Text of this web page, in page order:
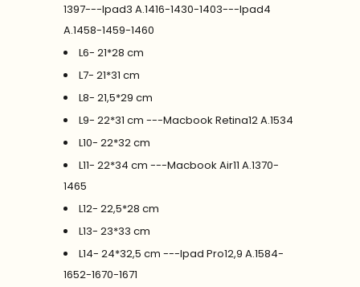
1397---Ipad3 A.1416-1430-1403---Ipad4
A.1458-1459-1460
L6- 21*28 cm
L7- 21*31 cm
L8- 21,5*29 cm
L9- 22*31 cm ---Macbook Retina12 A.1534
L10- 22*32 cm
L11- 22*34 cm ---Macbook Air11 A.1370-
1465
L12- 22,5*28 cm
L13- 23*33 cm
L14- 24*32,5 cm ---Ipad Pro12,9 A.1584-
1652-1670-1671